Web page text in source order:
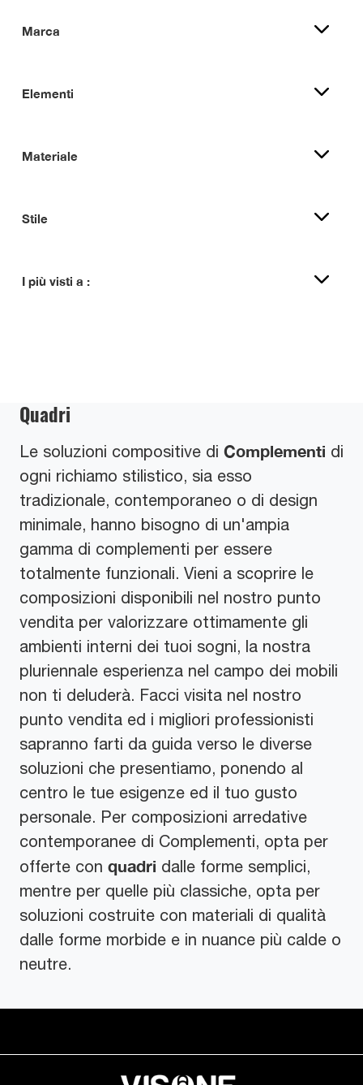
Marca
Elementi
Materiale
Stile
I più visti a :
Quadri
Le soluzioni compositive di Complementi di
ogni richiamo stilistico, sia esso
tradizionale, contemporaneo o di design
minimale, hanno bisogno di un'ampia
gamma di complementi per essere
totalmente funzionali. Vieni a scoprire le
composizioni disponibili nel nostro punto
vendita per valorizzare ottimamente gli
ambienti interni dei tuoi sogni, la nostra
pluriennale esperienza nel campo dei mobili
non ti deluderà. Facci visita nel nostro
punto vendita ed i migliori professionisti
sapranno farti da guida verso le diverse
soluzioni che presentiamo, ponendo al
centro le tue esigenze ed il tuo gusto
personale. Per composizioni arredative
contemporanee di Complementi, opta per
offerte con quadri dalle forme semplici,
mentre per quelle più classiche, opta per
soluzioni costruite con materiali di qualità
dalle forme morbide e in nuance più calde o
neutre.